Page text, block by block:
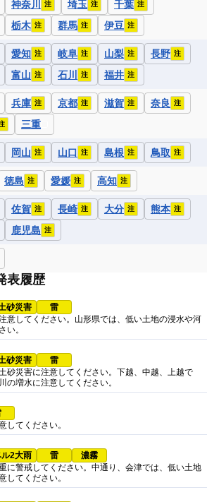
神奈川 注 埼玉 注 千葉 注
栃木 注 群馬 注 伊豆 注
愛知 注 岐阜 注 山梨 注 長野 注
富山 注 石川 注 福井 注
兵庫 注 京都 注 滋賀 注 奈良 注
三重
岡山 注 山口 注 島根 注 鳥取 注
徳島 注 愛媛 注 高知 注
佐賀 注 長崎 注 大分 注 熊本 注
鹿児島 注
表履歴
砂災害
雷
意してください。山形県では、低い土地の浸水や河
い。
砂災害
雷
砂災害に注意してください。下越、中越、上越で
の増水に注意してください。
してください。
ル2大雨 雷
濃霧
に警戒してください。中通り、会津では、低い土地
してください。